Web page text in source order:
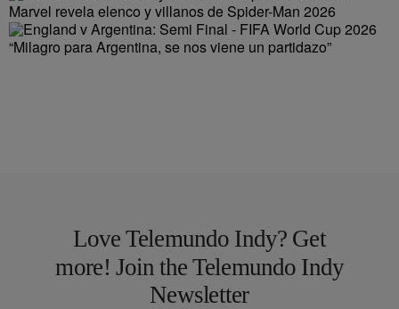
Marvel revela elenco y villanos de Spider-Man 2026
“Milagro para Argentina, se nos viene un partidazo”
Love Telemundo Indy? Get
more! Join the Telemundo Indy
Newsletter